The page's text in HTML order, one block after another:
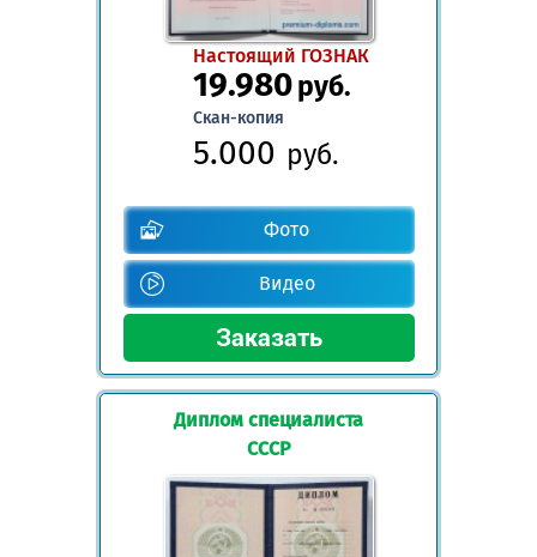
Настоящий ГОЗНАК
19.980руб.
Скан-копия
5.000 руб.
Фото
Видео
Диплом специалиста
СССР